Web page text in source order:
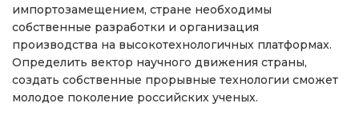
импортозамещением, стране необходимы
собственные разработки и организация
производства на высокотехнологичных платформах.
Определить вектор научного движения страны,
создать собственные прорывные технологии сможет
молодое поколение российских ученых.